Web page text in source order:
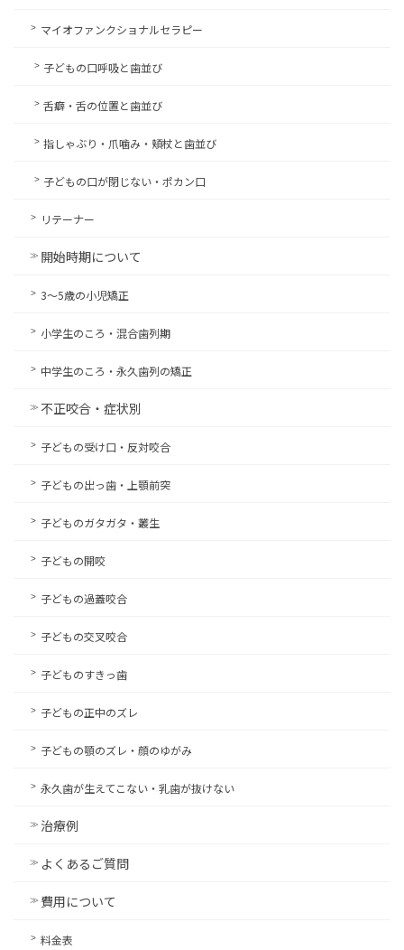
マイオファンクショナルセラピー
子どもの口呼吸と歯並び
舌癖・舌の位置と歯並び
指しゃぶり・爪噛み・頬杖と歯並び
子どもの口が閉じない・ポカン口
リテーナー
開始時期について
3〜5歳の小児矯正
小学生のころ・混合歯列期
中学生のころ・永久歯列の矯正
不正咬合・症状別
子どもの受け口・反対咬合
子どもの出っ歯・上顎前突
子どものガタガタ・叢生
子どもの開咬
子どもの過蓋咬合
子どもの交叉咬合
子どものすきっ歯
子どもの正中のズレ
子どもの顎のズレ・顔のゆがみ
永久歯が生えてこない・乳歯が抜けない
治療例
よくあるご質問
費用について
料金表